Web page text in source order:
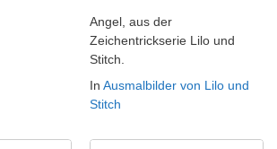
Angel, aus der
Zeichentrickserie Lilo und
Stitch.
In Ausmalbilder von Lilo und
Stitch